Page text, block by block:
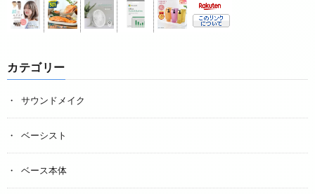
カテゴリー
サウンドメイク
ベーシスト
ベース本体